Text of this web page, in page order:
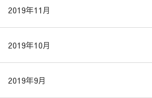
2019年11月
2019年10月
2019年9月